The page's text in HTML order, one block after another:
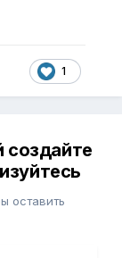
1
создайте
оставить